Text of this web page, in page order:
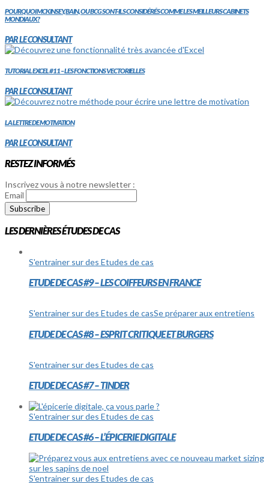
POURQUOI MCKINSEY, BAIN, OU BCG SONT-ILS CONSIDÉRÉS COMME LES MEILLEURS CABINETS
MONDIAUX?
PAR LE CONSULTANT
TUTORIAL EXCEL #11 – LES FONCTIONS VECTORIELLES
PAR LE CONSULTANT
LA LETTRE DE MOTIVATION
PAR LE CONSULTANT
RESTEZ INFORMÉS
Inscrivez vous à notre newsletter :
Email
LES DERNIÈRES ÉTUDES DE CAS
S'entrainer sur des Etudes de cas
ETUDE DE CAS #9 – LES COIFFEURS EN FRANCE
S'entrainer sur des Etudes de casSe préparer aux entretiens
ETUDE DE CAS #8 – ESPRIT CRITIQUE ET BURGERS
S'entrainer sur des Etudes de cas
ETUDE DE CAS #7 – TINDER
S'entrainer sur des Etudes de cas
ETUDE DE CAS #6 – L’ÉPICERIE DIGITALE
S'entrainer sur des Etudes de cas